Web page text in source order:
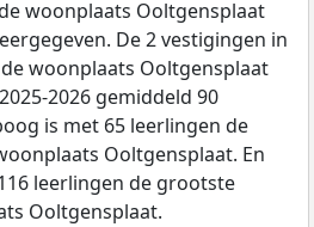
woonplaats Ooltgensplaat
De 2 vestigingen in
woonplaats Ooltgensplaat
2026 gemiddeld 90
is met 65 leerlingen de
Ooltgensplaat. En
leerlingen de grootste
Ooltgensplaat.